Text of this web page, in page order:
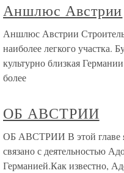
Аншлюс Австрии
Аншлюс Австрии
наиболее легкого участка.
культурно близкая
более
ОБ АВСТРИИ
ОБ АВСТРИИ В этой главе я
связано с деятельностью
Германией.Как известно,